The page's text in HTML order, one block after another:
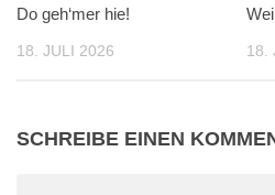
Do geh‘mer hie!
18. JULI 2026 18.
SCHREIBE EINEN